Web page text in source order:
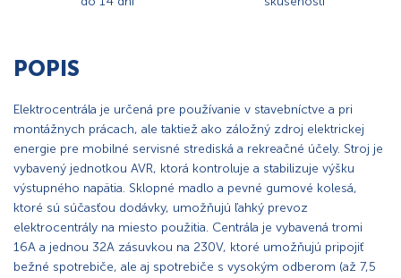
POPIS
Elektrocentrála je určená pre používanie v stavebníctve a pri
montážnych prácach, ale taktiež ako záložný zdroj elektrickej
energie pre mobilné servisné strediská a rekreačné účely. Stroj je
vybavený jednotkou AVR, ktorá kontroluje a stabilizuje výšku
výstupného napätia. Sklopné madlo a pevné gumové kolesá,
ktoré sú súčasťou dodávky, umožňujú ľahký prevoz
elektrocentrály na miesto použitia. Centrála je vybavená tromi
16A a jednou 32A zásuvkou na 230V, ktoré umožňujú pripojiť
bežné spotrebiče, ale aj spotrebiče s vysokým odberom (až 7,5